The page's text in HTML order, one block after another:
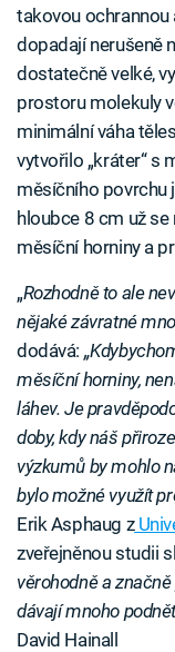
takovou
dopadají nerušeně
dostatečně velké,
prostoru molekuly
minimální váha
vytvořilo „kráter“ s
měsíčního povrchu
hloubce 8 cm už
měsíční horniny a
„Rozhodně to ale
nějaké závratné
dodává:
měsíční horniny,
láhev. Je
doby, kdy náš
výzkumů by mohlo
bylo možné využít
Erik Asphaug z
zveřejněnou studii
věrohodně a
dávají mnoho
David Hainall